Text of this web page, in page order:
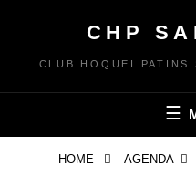
content
CHP
CLUB HOQUEI PATINS
HOME AGENDA